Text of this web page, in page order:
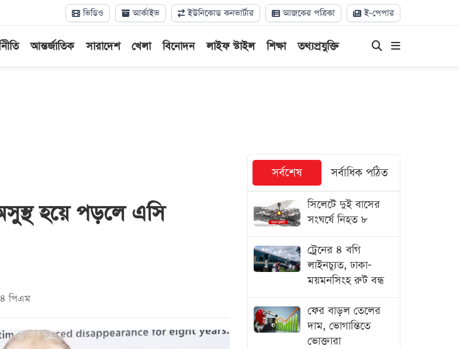
ভিডিও আর্কাইভ ইউনিকোড কনভার্টার আজকের পত্রিকা ই-পেপার
আন্তর্জাতিক সারাদেশ খেলা বিনোদন লাইফ স্টাইল শিক্ষা তথ্যপ্রযুক্তি
হয়ে পড়লে এসি
পিএম
সর্বশেষ সর্বাধিক পঠিত
সিলেটে দুই বাসের
সংঘর্ষে নিহত ৮
ট্রেনের ৪ বগি
লাইনচ্যুত, ঢাকা-
ময়মনসিংহ রুট বন্ধ
ফের বাড়ল তেলের
দাম, ভোগান্তিতে
ভোক্তারা